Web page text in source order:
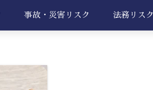
事故・災害リスク 法務リスク